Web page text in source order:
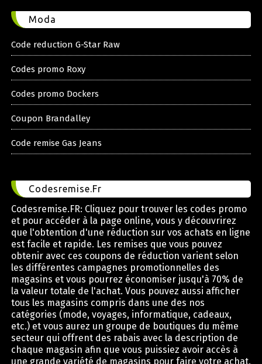
Moda
Code reduction G-Star Raw
Codes promo Roxy
Codes promo Dockers
Coupon Brandalley
Code remise Gas Jeans
Codesremise.Fr
Codesremise.FR: Cliquez pour trouver les codes promo
et pour accéder à la page online, vous y découvrirez
que l'obtention d'une réduction sur vos achats en ligne
est facile et rapide. Les remises que vous pouvez
obtenir avec ces coupons de réduction varient selon
les différentes campagnes promotionnelles des
magasins et vous pourrez économiser jusqu'à 70% de
la valeur totale de l'achat. Vous pouvez aussi afficher
tous les magasins compris dans une des nos
catégories (mode, voyages, informatique, cadeaux,
etc.) et vous aurez un groupe de boutiques du même
secteur qui offrent des rabais avec la description de
chaque magasin afin que vous puissiez avoir accès à
une grande variété de magasins pour faire votre achat.